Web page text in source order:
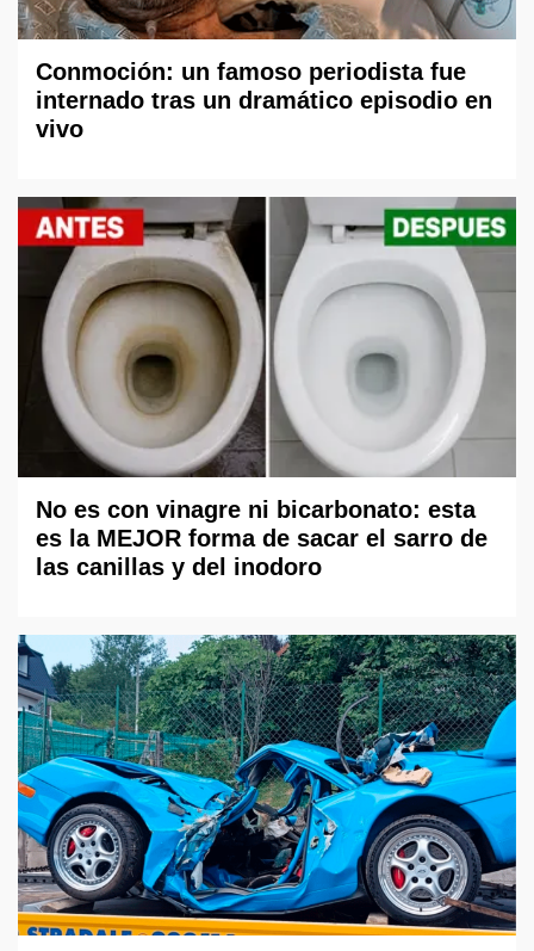
Conmoción: un famoso periodista fue
internado tras un dramático episodio en
vivo
No es con vinagre ni bicarbonato: esta
es la MEJOR forma de sacar el sarro de
las canillas y del inodoro